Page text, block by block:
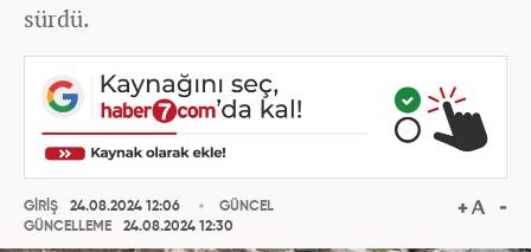
sürdü.
GİRİŞ
24.08.2024 12:06
GÜNCELLEME
24.08.2024 12:30
GÜNCEL